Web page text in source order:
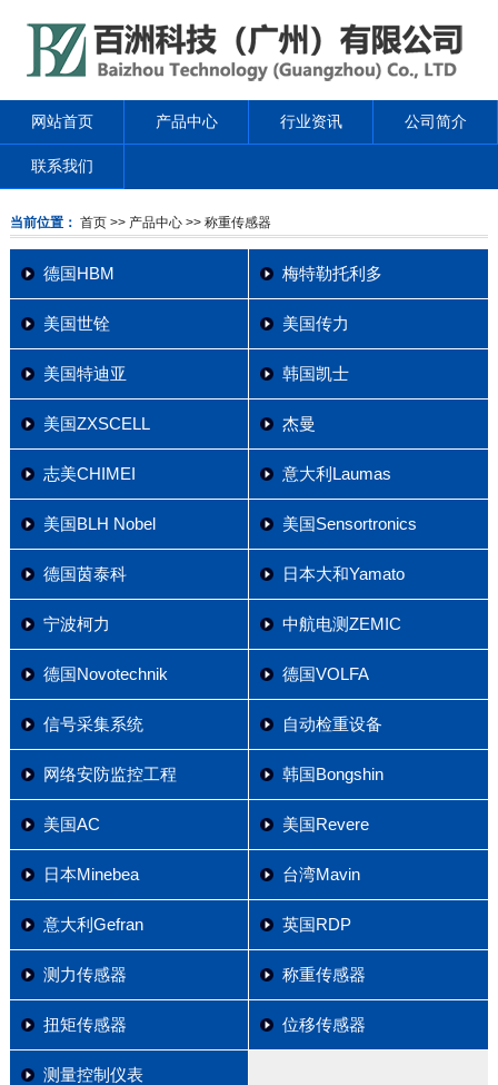
网站首页 产品中心 行业资讯 公司简介
联系我们
当前位置： 首页 >> 产品中心>> 称重传感器
德国HBM 梅特勒托利多
美国世铨 美国传力
美国特迪亚 韩国凯士
美国ZXSCELL 杰曼
志美CHIMEI 意大利Laumas
美国BLH Nobel 美国Sensortronics
德国茵泰科 日本大和Yamato
宁波柯力 中航电测ZEMIC
德国Novotechnik 德国VOLFA
信号采集系统 自动检重设备
网络安防监控工程 韩国Bongshin
美国AC 美国Revere
日本Minebea 台湾Mavin
意大利Gefran 英国RDP
测力传感器 称重传感器
扭矩传感器 位移传感器
测量控制仪表